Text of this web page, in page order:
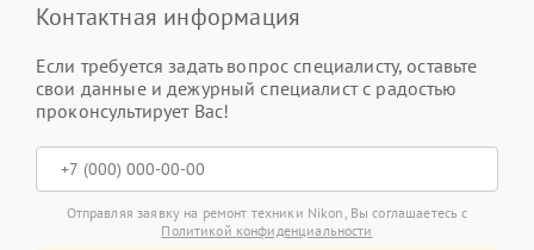
Контактная информация
Если требуется задать вопрос специалисту, оставьте
свои данные и дежурный специалист с радостью
проконсультирует Вас!
Отправляя заявку на ремонт техники Nikon, Вы соглашаетесь с
Политикой конфиденциальности